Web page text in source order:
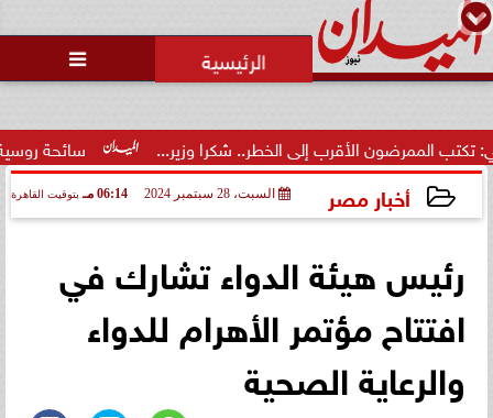

سائحة روسية لـ”مراسي”: الغردقة تجمع الخطر.. شكرا وزير...
أخبار مصر السبت، 28 سبتمبر 2024 06:14 مـ بتوقيت القاهرة
رئيس هيئة الدواء تشارك في
افتتاح مؤتمر الأهرام للدواء
والرعاية الصحية
محاولات لإخفاء المقاعد عن أعضاء
الجمعية العمومية خلال الإفطار